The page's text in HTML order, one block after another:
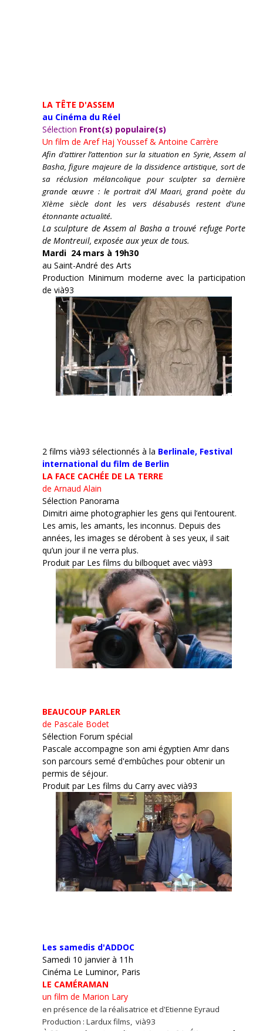
LA TÊTE D'ASSEM
au Cinéma du Réel
Sélection Front(s) populaire(s)
Un film de Aref Haj Youssef & Antoine Carrère
Afin d’attirer l’attention sur la situation en Syrie, Assem al
Basha, figure majeure de la dissidence artistique, sort de
sa réclusion mélancolique pour sculpter sa dernière
grande œuvre : le portrait d’Al Maari, grand poète du
XIème siècle dont les vers désabusés restent d’une
étonnante actualité.
La sculpture de Assem al Basha a trouvé refuge Porte
de Montreuil, exposée aux yeux de tous.
Mardi 24 mars à 19h30
au Saint-André des Arts
Production Minimum moderne avec la participation
de vià93
2 films vià93 sélectionnés à la Berlinale, Festival
international du film de Berlin
LA FACE CACHÉE DE LA TERRE
de Arnaud Alain
Sélection Panorama
Dimitri aime photographier les gens qui l’entourent.
Les amis, les amants, les inconnus. Depuis des
années, les images se dérobent à ses yeux, il sait
qu’un jour il ne verra plus.
Produit par Les films du bilboquet avec vià93
BEAUCOUP PARLER
de Pascale Bodet
Sélection Forum spécial
Pascale accompagne son ami égyptien Amr dans
son parcours semé d'embûches pour obtenir un
permis de séjour.
Produit par Les films du Carry avec vià93
Les samedis d'ADDOC
Samedi 10 janvier à 11h
Cinéma Le Luminor, Paris
LE CAMÉRAMAN
un film de Marion Lary
en présence de la réalisatrice et d'Etienne Eyraud
Production : Lardux films, vià93